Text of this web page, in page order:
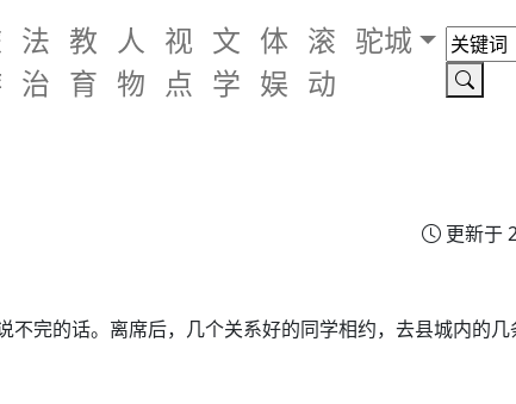
法
治
教
育
人
物
视
点
文
学
体
娱
滚
动
驼城
更新于
完的话。离席后，几个关系好的同学相约，去县城内的